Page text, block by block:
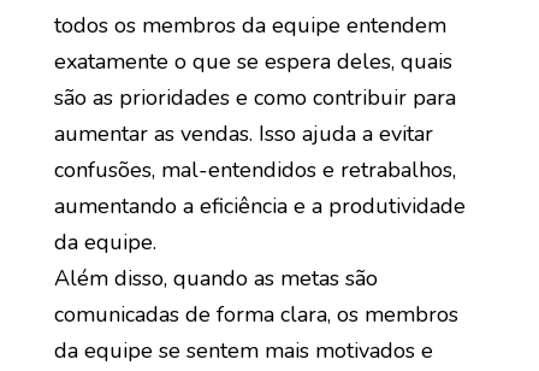
todos os membros da equipe entendem
exatamente o que se espera deles, quais
são as prioridades e como contribuir para
aumentar as vendas. Isso ajuda a evitar
confusões, mal-entendidos e retrabalhos,
aumentando a eficiência e a produtividade
da equipe.
Além disso, quando as metas são
comunicadas de forma clara, os membros
da equipe se sentem mais motivados e